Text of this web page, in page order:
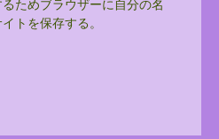
ためブラウザーに自分の名
トを保存する。